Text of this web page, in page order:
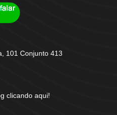
101 Conjunto 413
clicando aqui!